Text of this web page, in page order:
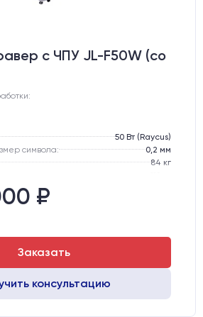
с ЧПУ JL-F50W (со
50 Вт (Raycus)
символа:
0,2 мм
84 кг
станка, мм:
₽
Заказать
консультацию